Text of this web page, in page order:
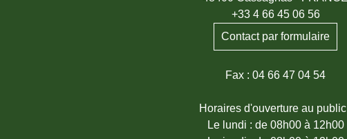
+33 4 66 45 06 56
Contact par formulaire
Fax : 04 66 47 04 54
Horaires d'ouverture au public
Le lundi : de 08h00 à 12h00